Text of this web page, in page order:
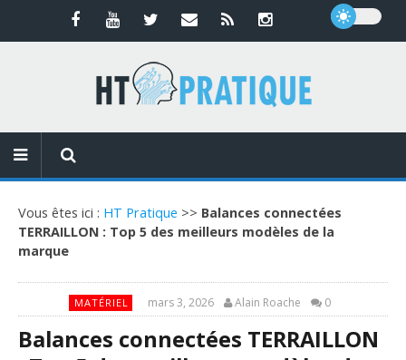
Vous êtes ici : HT Pratique >> Balances connectées
TERRAILLON : Top 5 des meilleurs modèles de la
marque
MATÉRIEL mars 3, 2026 Alain Roache 0
Balances connectées TERRAILLON